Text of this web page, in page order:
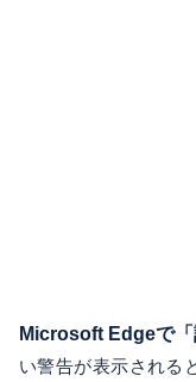
Microsoft Edgeで「
い警告が表示される